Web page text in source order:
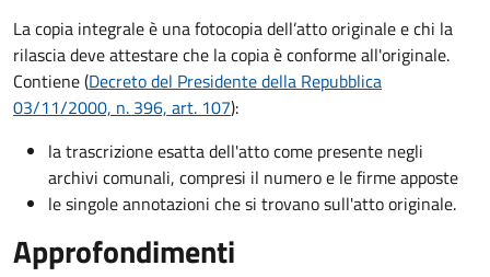
La copia integrale è una fotocopia dell’atto originale e chi la
rilascia deve attestare che la copia è conforme all'originale.
Contiene (Decreto del Presidente della Repubblica
03/11/2000, n. 396, art. 107):
la trascrizione esatta dell'atto come presente negli
archivi comunali, compresi il numero e le firme apposte
le singole annotazioni che si trovano sull'atto originale.
Approfondimenti